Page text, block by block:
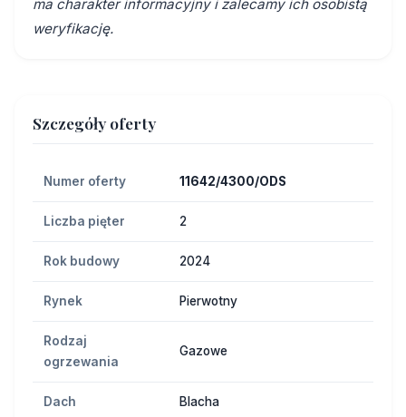
ma charakter informacyjny i zalecamy ich osobistą
weryfikację.
Szczegóły oferty
Numer oferty 11642/4300/ODS
Liczba pięter 2
Rok budowy 2024
Rynek Pierwotny
Rodzaj
ogrzewania
Gazowe
Dach Blacha